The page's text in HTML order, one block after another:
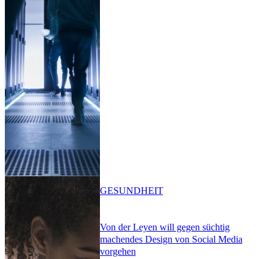
Von der Leyen will gegen süchtig
machendes Design von Social Media
vorgehen
GESUNDHEIT